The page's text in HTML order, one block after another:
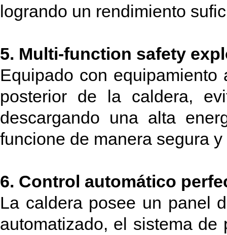
logrando un rendimiento
5. Multi-function safety
Equipado con
posterior de la caldera,
descargando una alta
funcione de manera segura
6. Control automático
La caldera posee un panel
automatizado, el sistema de